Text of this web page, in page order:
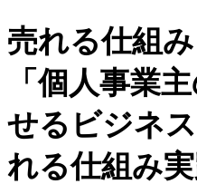
売れる仕
「個人事業
せるビジネ
れる仕組み実